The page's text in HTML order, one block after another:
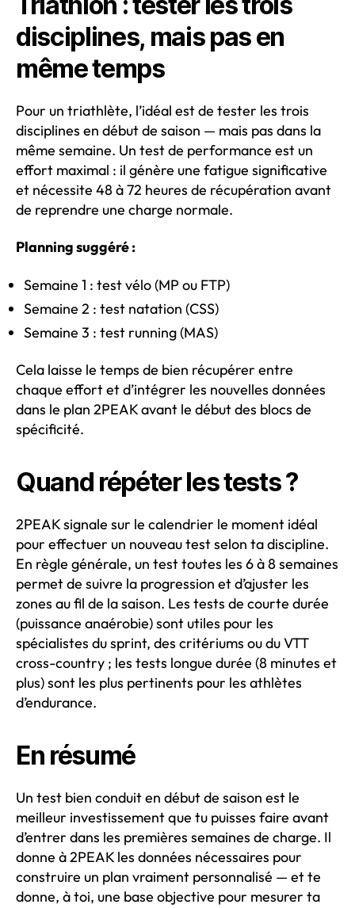
disciplines, mais pas en
même temps
Pour un triathlète, l’idéal est de tester les trois
disciplines en début de saison — mais pas dans la
même semaine. Un test de performance est un
effort maximal : il génère une fatigue significative
et nécessite 48 à 72 heures de récupération avant
de reprendre une charge normale.
Planning suggéré :
Semaine 1 : test vélo (MP ou FTP)
Semaine 2 : test natation (CSS)
Semaine 3 : test running (MAS)
Cela laisse le temps de bien récupérer entre
chaque effort et d’intégrer les nouvelles données
dans le plan 2PEAK avant le début des blocs de
spécificité.
Quand répéter les tests ?
2PEAK signale sur le calendrier le moment idéal
pour effectuer un nouveau test selon ta discipline.
En règle générale, un test toutes les 6 à 8 semaines
permet de suivre la progression et d’ajuster les
zones au fil de la saison. Les tests de courte durée
(puissance anaérobie) sont utiles pour les
spécialistes du sprint, des critériums ou du VTT
cross-country ; les tests longue durée (8 minutes et
plus) sont les plus pertinents pour les athlètes
d’endurance.
En résumé
Un test bien conduit en début de saison est le
meilleur investissement que tu puisses faire avant
d’entrer dans les premières semaines de charge. Il
donne à 2PEAK les données nécessaires pour
construire un plan vraiment personnalisé — et te
donne, à toi, une base objective pour mesurer ta